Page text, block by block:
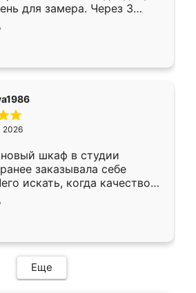
для замера. Через 3
уже готова. Остались
Спасибо Ренессанс
работу!
2026
новый шкаф в студии
заказывала себе
искать, когда качеством
Служит кухня уже почти
нет.
Еще